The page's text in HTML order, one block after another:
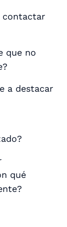
contactar
que no
a destacar
qué